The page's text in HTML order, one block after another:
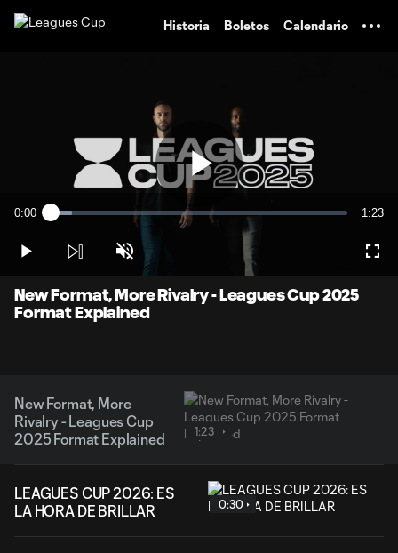
Historia Boletos Calendario
Play
Video
Current
0:00 Loaded:
1:23
Play Unmute
New Format, More Rivalry - Leagues Cup 2025
Format Explained
New Format, More
Rivalry - Leagues Cup
2025 Format Explained
1:23
LEAGUES CUP 2026: ES
LA HORA DE BRILLAR
0:30